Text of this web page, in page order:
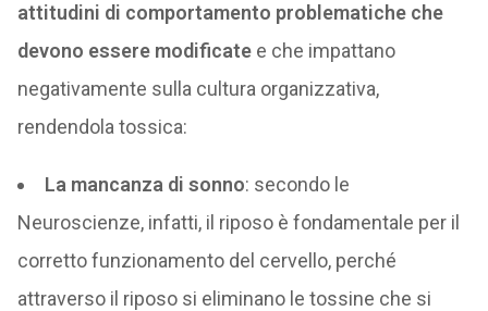
attitudini di comportamento problematiche che
devono essere modificate e che impattano
negativamente sulla cultura organizzativa,
rendendola tossica:
La mancanza di sonno: secondo le
Neuroscienze, infatti, il riposo è fondamentale per il
corretto funzionamento del cervello, perché
attraverso il riposo si eliminano le tossine che si